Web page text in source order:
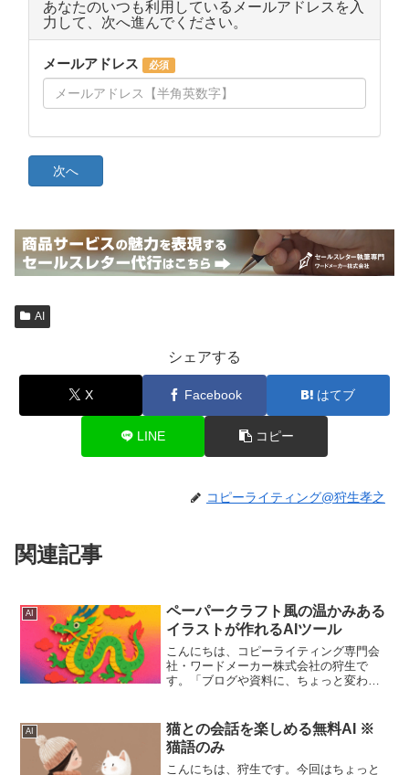
AI
シェアする
X Facebook はてブ
LINE コピー
コピーライティング@狩生孝之
関連記事
AI
ペーパークラフト風の温かみある
イラストが作れるAIツール
こんにちは、コピーライティング専門会
社・ワードメーカー株式会社の狩生で
す。「ブログや資料に、ちょっと変わっ
いけど、自分で作るのは難しい」このよ
うに感じたことはありませ...
AI
猫との会話を楽しめる無料AI ※
猫語のみ
こんにちは、狩生です。今回はちょっと